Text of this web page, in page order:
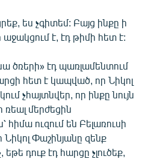
ես չգիտեմ: Բայց ինքը ի
է, էդ թիմի հետ է:
ծռերի» էդ պառլամենտում
հետ է կապված, որ Նիկոլ
չհայտնվեր, որ ինքը նույն
ռեալ մերժեցին
հիմա ուզում են Բելառուսի
Նիկոլ Փաշինյանը զենք
դուք էդ հարցը չլուծեք,